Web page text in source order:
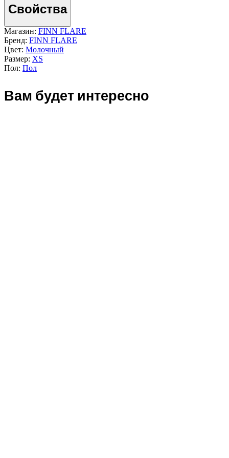
Свойства
Магазин: FINN FLARE
Бренд: FINN FLARE
Цвет: Молочный
Размер: XS
Пол: Пол
Вам будет интересно